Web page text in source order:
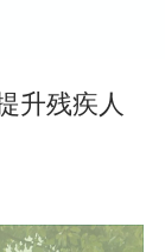
升残疾人